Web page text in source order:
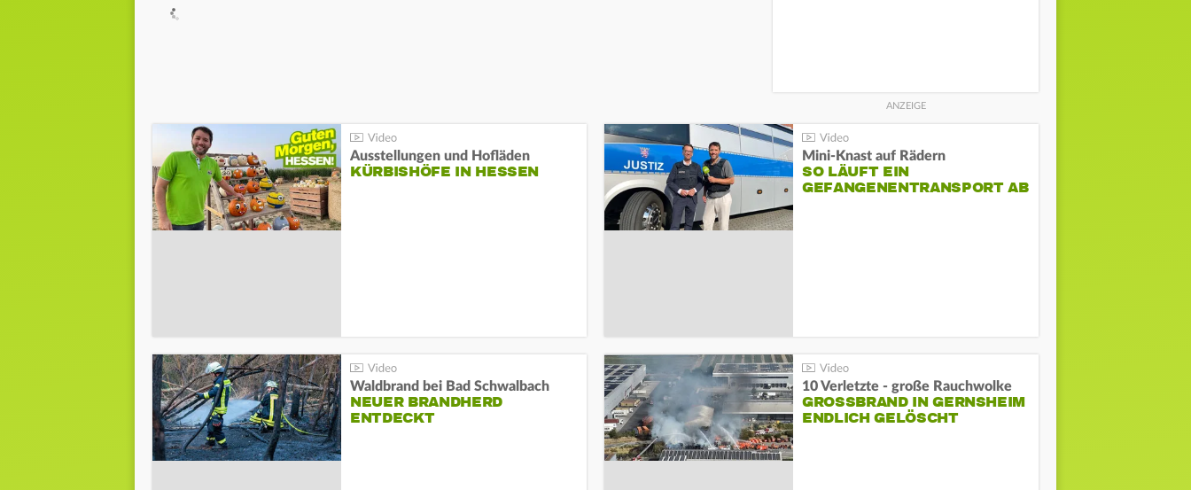
Ausstellungen und Hofläden
KÜRBISHÖFE IN HESSEN
Mini-Knast auf Rädern
SO LÄUFT EIN
GEFANGENENTRANSPORT AB
Waldbrand bei Bad Schwalbach
NEUER BRANDHERD
ENTDECKT
10 Verletzte - große Rauchwolke
GROSSBRAND IN GERNSHEIM E
NDLICH GELÖSCHT